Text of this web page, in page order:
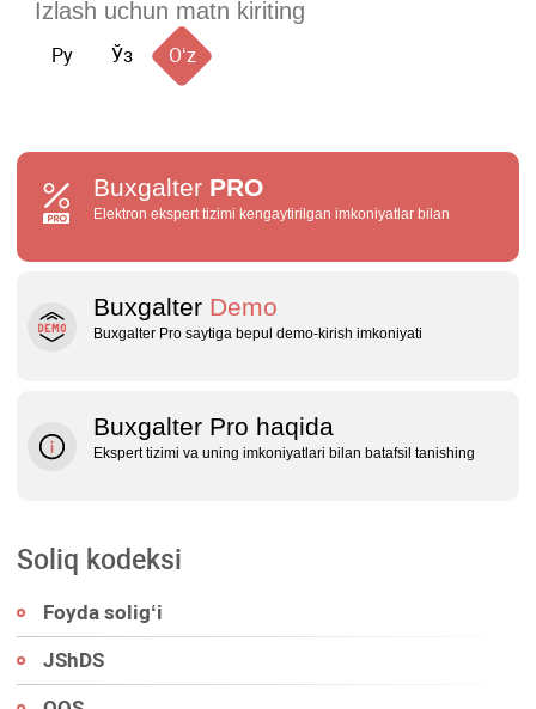
Ру Ўз Oʻz
Buxgalter PRO
Elektron ekspert tizimi kengaytirilgan imkoniyatlar bilan
Buxgalter Demo
Buxgalter Pro saytiga bepul demo‑kirish imkoniyati
Buxgalter Pro haqida
Ekspert tizimi va uning imkoniyatlari bilan batafsil tanishing
Soliq kodeksi
Foyda soligʻi
JShDS